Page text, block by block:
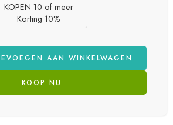
KOPEN 10 of meer
Korting 10%
AAN WINKELWAGEN
KOOP NU